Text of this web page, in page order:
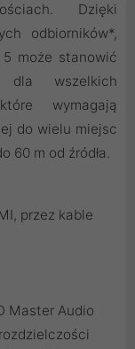
Dzięki
odbiorników*,
5 może stanowić
dla wszelkich
wymagają
do wielu miejsc
60 m od źródła.
przez kable
Master Audio